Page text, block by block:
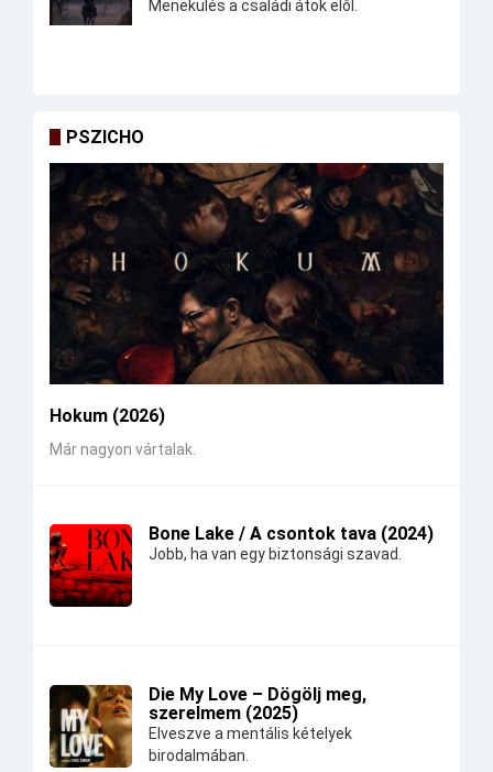
Menekülés a családi átok elől.
PSZICHO
Hokum (2026)
Már nagyon vártalak.
Bone Lake / A csontok tava (2024)
Jobb, ha van egy biztonsági szavad.
Die My Love – Dögölj meg,
szerelmem (2025)
Elveszve a mentális kételyek
birodalmában.